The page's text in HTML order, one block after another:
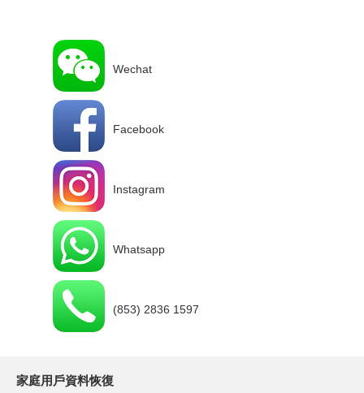
Wechat
Facebook
Instagram
Whatsapp
(853) 2836 1597
家庭用戶資料恢復